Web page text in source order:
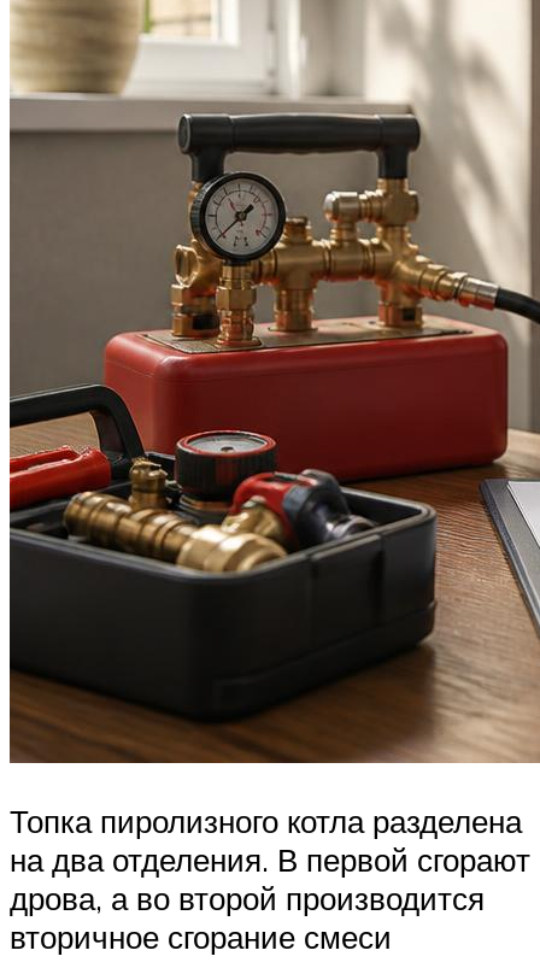
Топка пиролизного котла разделена
на два отделения. В первой сгорают
дрова, а во второй производится
вторичное сгорание смеси